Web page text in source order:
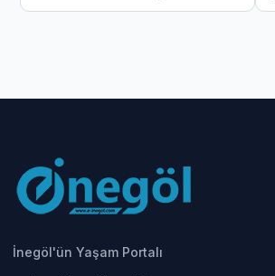
İnegöl'ün Yaşam Portalı